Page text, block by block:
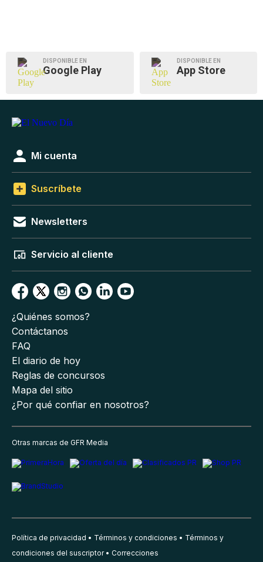
DISPONIBLE EN
Google Play
DISPONIBLE EN
App Store
Mi cuenta
Suscríbete
Newsletters
Servicio al cliente
¿Quiénes somos?
Contáctanos
FAQ
El diario de hoy
Reglas de concursos
Mapa del sitio
¿Por qué confiar en nosotros?
Otras marcas de GFR Media
Política de privacidad Términos y condiciones
Términos y
condiciones del suscriptor
Correcciones